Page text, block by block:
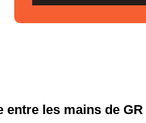
entre les mains de